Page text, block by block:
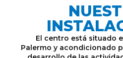
El centro está situado
Palermo y acondicionado